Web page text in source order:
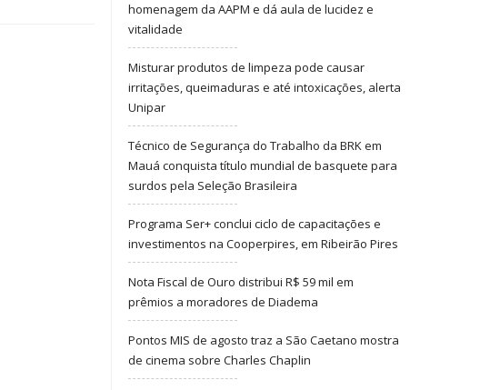
homenagem da AAPM e dá aula de lucidez e
vitalidade
Misturar produtos de limpeza pode causar
irritações, queimaduras e até intoxicações, alerta
Unipar
Técnico de Segurança do Trabalho da BRK em
Mauá conquista título mundial de basquete para
surdos pela Seleção Brasileira
Programa Ser+ conclui ciclo de capacitações e
investimentos na Cooperpires, em Ribeirão Pires
Nota Fiscal de Ouro distribui R$ 59 mil em
prêmios a moradores de Diadema
Pontos MIS de agosto traz a São Caetano mostra
de cinema sobre Charles Chaplin